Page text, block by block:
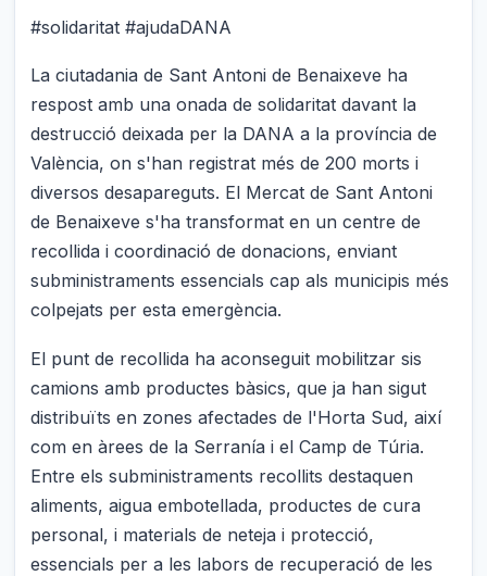
#solidaritat #ajudaDANA
La ciutadania de Sant Antoni de Benaixeve ha
respost amb una onada de solidaritat davant la
destrucció deixada per la DANA a la província de
València, on s'han registrat més de 200 morts i
diversos desapareguts. El Mercat de Sant Antoni
de Benaixeve s'ha transformat en un centre de
recollida i coordinació de donacions, enviant
subministraments essencials cap als municipis més
colpejats per esta emergència.
El punt de recollida ha aconseguit mobilitzar sis
camions amb productes bàsics, que ja han sigut
distribuïts en zones afectades de l'Horta Sud, així
com en àrees de la Serranía i el Camp de Túria.
Entre els subministraments recollits destaquen
aliments, aigua embotellada, productes de cura
personal, i materials de neteja i protecció,
essencials per a les labors de recuperació de les